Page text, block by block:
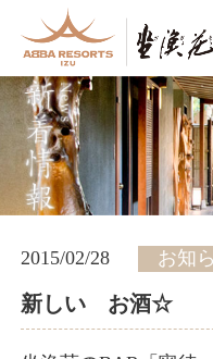
2015/02/28 お知
新しい お酒☆